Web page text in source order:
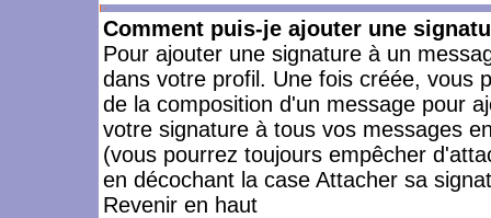
Comment puis-je ajouter une
Pour ajouter une signature à un
dans votre profil. Une fois créée, vous
de la composition d'un message pour
votre signature à tous vos messages
(vous pourrez toujours empêcher
en décochant la case Attacher sa
Revenir en haut